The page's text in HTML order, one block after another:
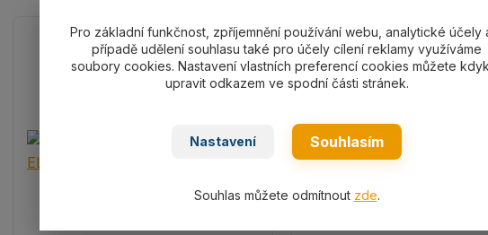
Pro základní funkčnost, zpříjemnění používání webu, analytické účely
případě udělení souhlasu také pro účely cílení reklamy využíváme
soubory cookies. Nastavení vlastních preferencí cookies můžete
upravit odkazem ve spodní části stránek.
Nastavení Souhlasím
Souhlas můžete odmítnout zde.